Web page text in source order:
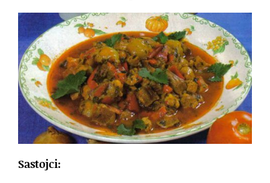
Sastojci: